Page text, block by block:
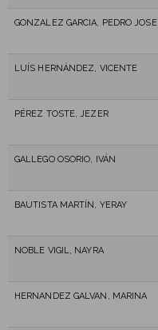
GONZALEZ GARCIA, PEDRO JOSE
LUÍS HERNÁNDEZ, VICENTE
PÉREZ TOSTE, JEZER
GALLEGO OSORIO, IVÁN
BAUTISTA MARTÍN, YERAY
NOBLE VIGIL, NAYRA
HERNANDEZ GALVAN, MARINA